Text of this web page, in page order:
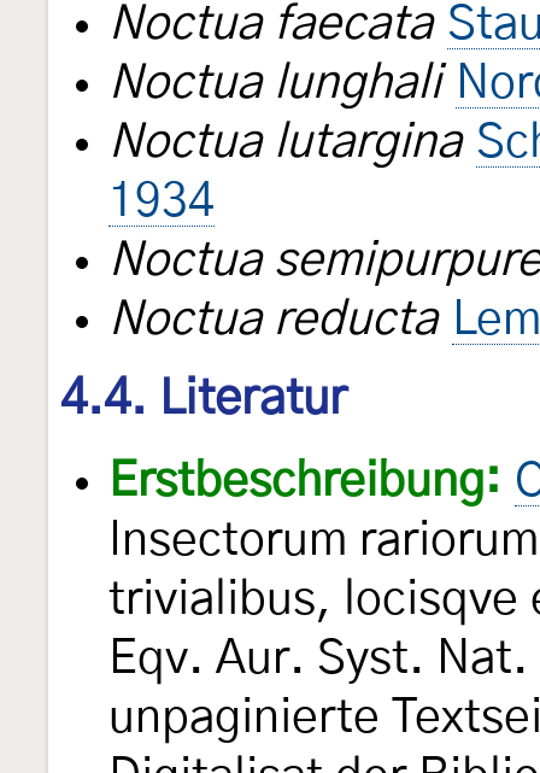
Noctua faecata
Noctua lunghali
Noctua lutargina
1934
Noctua
Noctua reducta
4.4. Literatur
Erstbeschreibung:
Insectorum
trivialibus, locisqve
Eqv. Aur. Syst.
unpaginierte